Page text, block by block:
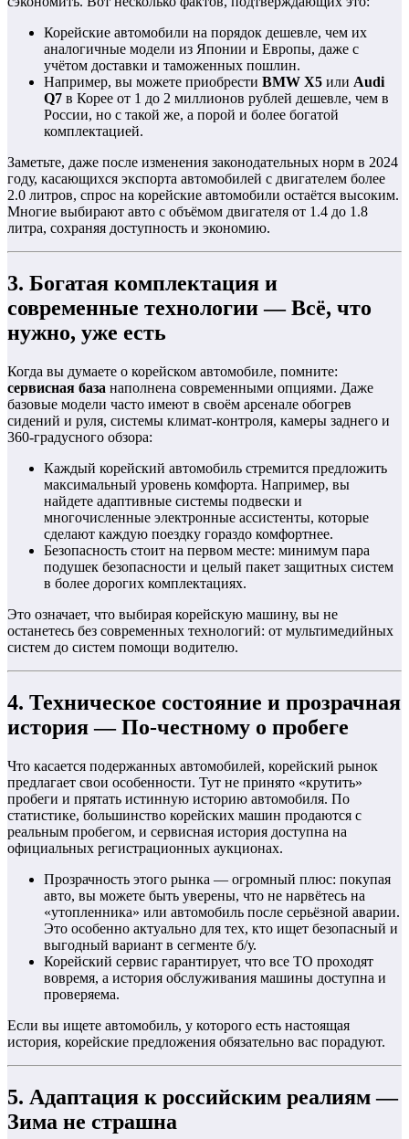
Корейские автомобили на порядок дешевле, чем их
аналогичные модели из Японии и Европы, даже с
учётом доставки и таможенных пошлин.
Например, вы можете приобрести BMW X5 или Audi
Q7 в Корее от 1 до 2 миллионов рублей дешевле, чем в
России, но с такой же, а порой и более богатой
комплектацией.
Заметьте, даже после изменения законодательных норм в 2024
году, касающихся экспорта автомобилей с двигателем более
2.0 литров, спрос на корейские автомобили остаётся высоким.
Многие выбирают авто с объёмом двигателя от 1.4 до 1.8
литра, сохраняя доступность и экономию.
3. Богатая комплектация и
современные технологии — Всё, что
нужно, уже есть
Когда вы думаете о корейском автомобиле, помните:
сервисная база наполнена современными опциями. Даже
базовые модели часто имеют в своём арсенале обогрев
сидений и руля, системы климат-контроля, камеры заднего и
360-градусного обзора:
Каждый корейский автомобиль стремится предложить
максимальный уровень комфорта. Например, вы
найдете адаптивные системы подвески и
многочисленные электронные ассистенты, которые
сделают каждую поездку гораздо комфортнее.
Безопасность стоит на первом месте: минимум пара
подушек безопасности и целый пакет защитных систем
в более дорогих комплектациях.
Это означает, что выбирая корейскую машину, вы не
останетесь без современных технологий: от мультимедийных
систем до систем помощи водителю.
4. Техническое состояние и прозрачная
история — По-честному о пробеге
Что касается подержанных автомобилей, корейский рынок
предлагает свои особенности. Тут не принято «крутить»
пробеги и прятать истинную историю автомобиля. По
статистике, большинство корейских машин продаются с
реальным пробегом, и сервисная история доступна на
официальных регистрационных аукционах.
Прозрачность этого рынка — огромный плюс: покупая
авто, вы можете быть уверены, что не нарвётесь на
«утопленника» или автомобиль после серьёзной аварии.
Это особенно актуально для тех, кто ищет безопасный и
выгодный вариант в сегменте б/у.
Корейский сервис гарантирует, что все ТО проходят
вовремя, а история обслуживания машины доступна и
проверяема.
Если вы ищете автомобиль, у которого есть настоящая
история, корейские предложения обязательно вас порадуют.
5. Адаптация к российским реалиям —
Зима не страшна